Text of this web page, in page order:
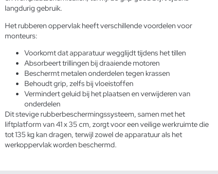
langdurig gebruik.
Het rubberen oppervlak heeft verschillende voordelen voor
monteurs:
Voorkomt dat apparatuur wegglijdt tijdens het tillen
Absorbeert trillingen bij draaiende motoren
Beschermt metalen onderdelen tegen krassen
Behoudt grip, zelfs bij vloeistoffen
Vermindert geluid bij het plaatsen en verwijderen van
onderdelen
Dit stevige rubberbeschermingssysteem, samen met het
liftplatform van 41 x 35 cm, zorgt voor een veilige werkruimte die
tot 135 kg kan dragen, terwijl zowel de apparatuur als het
werkoppervlak worden beschermd.